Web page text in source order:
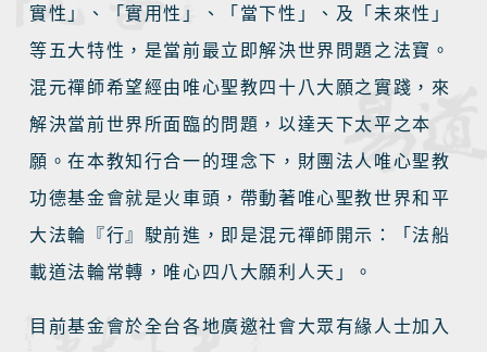
實性」、「實用性」、「當下性」、及「未來性」
等五大特性，是當前最立即解決世界問題之法寶。
混元禪師希望經由唯心聖教四十八大願之實踐，來
解決當前世界所面臨的問題，以達天下太平之本
願。在本教知行合一的理念下，財團法人唯心聖教
功德基金會就是火車頭，帶動著唯心聖教世界和平
大法輪『行』駛前進，即是混元禪師開示：「法船
載道法輪常轉，唯心四八大願利人天」。
目前基金會於全台各地廣邀社會大眾有緣人士加入